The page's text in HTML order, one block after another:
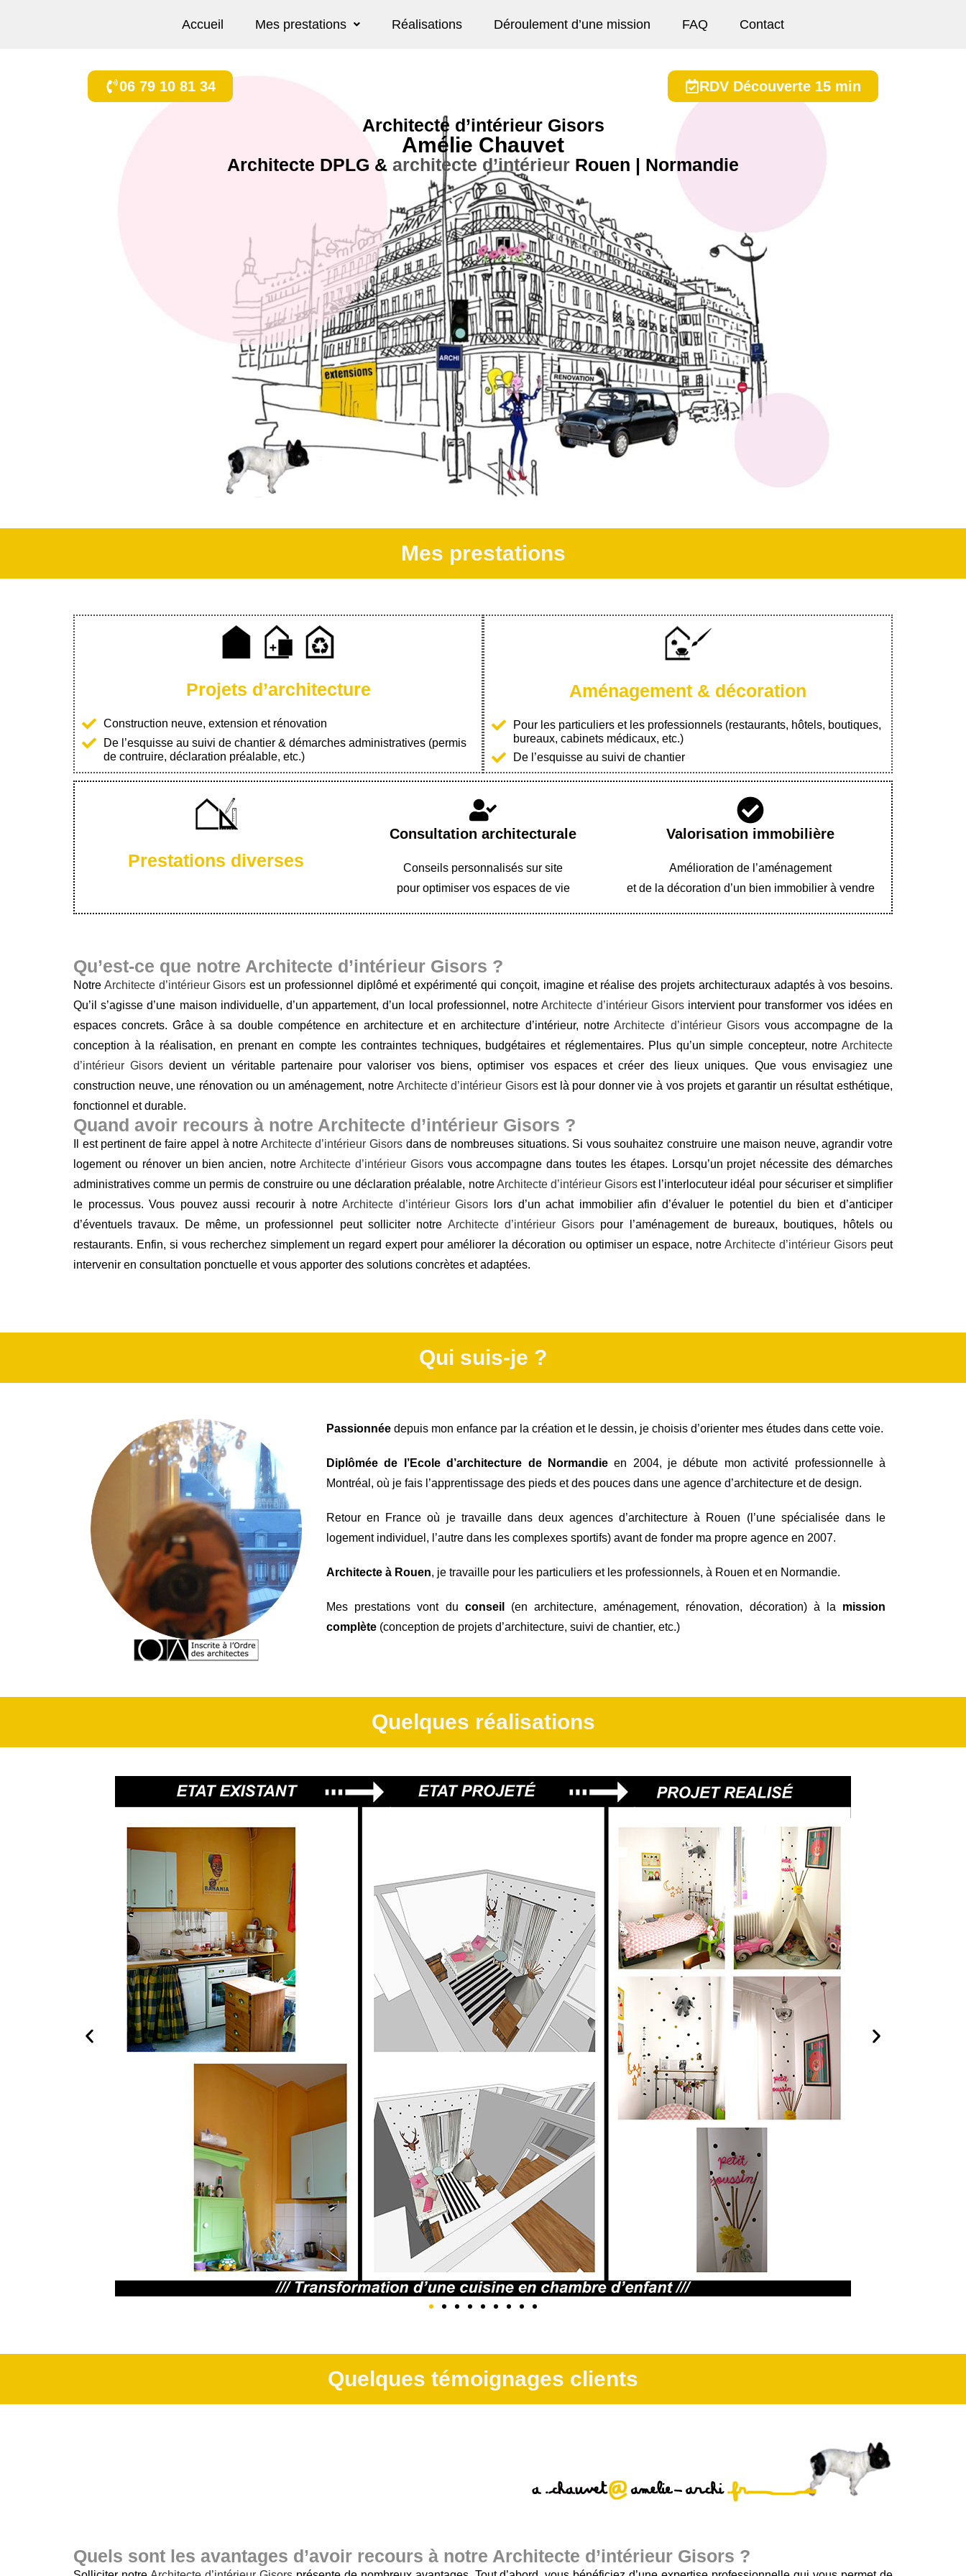
Accueil Mes prestations Réalisations Déroulement d’une mission FAQ Contact
06 79 10 81 34 RDV Découverte 15 min
Architecte d’intérieur Gisors
Amélie Chauvet
Architecte DPLG & architecte d’intérieur Rouen | Normandie
Mes prestations
Projets d’architecture
Construction neuve, extension et rénovation
De l’esquisse au suivi de chantier & démarches administratives (permis
de contruire, déclaration préalable, etc.)
Aménagement & décoration
Pour les particuliers et les professionnels (restaurants, hôtels, boutiques,
bureaux, cabinets médicaux, etc.)
De l’esquisse au suivi de chantier
Prestations diverses
Consultation architecturale
Conseils personnalisés sur site
pour optimiser vos espaces de vie
Valorisation immobilière
Amélioration de l’aménagement
et de la décoration d’un bien immobilier à vendre
Qu’est-ce que notre Architecte d’intérieur Gisors ?
Notre Architecte d’intérieur Gisors est un professionnel diplômé et expérimenté qui conçoit, imagine et réalise des projets architecturaux adaptés à vos besoins.
Qu’il s’agisse d’une maison individuelle, d’un appartement, d’un local professionnel, notreArchitecte d’intérieur Gisorsintervient pour transformer vos idées en
espaces concrets. Grâce à sa double compétence en architecture et en architecture d’intérieur, notreArchitecte d’intérieur Gisorsvous accompagne de la
conception à la réalisation, en prenant en compte les contraintes techniques, budgétaires et réglementaires. Plus qu’un simple concepteur, notre Architecte
d’intérieur Gisors devient un véritable partenaire pour valoriser vos biens, optimiser vos espaces et créer des lieux uniques. Que vous envisagiez une
construction neuve, une rénovation ou un aménagement, notre Architecte d’intérieur Gisorsest là pour donner vie à vos projets et garantir un résultat esthétique,
fonctionnel et durable.
Quand avoir recours à notre Architecte d’intérieur Gisors ?
Il est pertinent de faire appel à notre Architecte d’intérieur Gisors dans de nombreuses situations. Si vous souhaitez construire une maison neuve, agrandir votre
logement ou rénover un bien ancien, notre Architecte d’intérieur Gisorsvous accompagne dans toutes les étapes. Lorsqu’un projet nécessite des démarches
administratives comme un permis de construire ou une déclaration préalable, notreArchitecte d’intérieur Gisorsest l’interlocuteur idéal pour sécuriser et simplifier
le processus. Vous pouvez aussi recourir à notreArchitecte d’intérieur Gisors lors d’un achat immobilier afin d’évaluer le potentiel du bien et d’anticiper
d’éventuels travaux. De même, un professionnel peut solliciter notre Architecte d’intérieur Gisors pour l’aménagement de bureaux, boutiques, hôtels ou
restaurants. Enfin, si vous recherchez simplement un regard expert pour améliorer la décoration ou optimiser un espace, notreArchitecte d’intérieur Gisors peut
intervenir en consultation ponctuelle et vous apporter des solutions concrètes et adaptées.
Qui suis-je ?
Passionnée depuis mon enfance par la création et le dessin, je choisis d’orienter mes études dans cette voie.
Diplômée de l’Ecole d’architecture de Normandieen 2004, je débute mon activité professionnelle à
Montréal, où je fais l’apprentissage des pieds et des pouces dans une agence d’architecture et de design.
Retour en France où je travaille dans deux agences d’architecture à Rouen (l’une spécialisée dans le
logement individuel, l’autre dans les complexes sportifs) avant de fonder ma propre agence en 2007.
Architecte à Rouen, je travaille pour les particuliers et les professionnels, à Rouen et en Normandie.
Mes prestations vont du conseil (en architecture, aménagement, rénovation, décoration) à la mission
complète (conception de projets d’architecture, suivi de chantier, etc.)
Quelques réalisations
Quelques témoignages clients
Quels sont les avantages d’avoir recours à notre Architecte d’intérieur Gisors ?